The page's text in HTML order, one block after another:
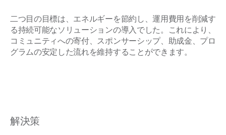
二つ目の目標は、エネルギーを節約し、運用費用を削減す
る持続可能なソリューションの導入でした。これにより、
コミュニティへの寄付、スポンサーシップ、助成金、プロ
グラムの安定した流れを維持することができます。
解決策